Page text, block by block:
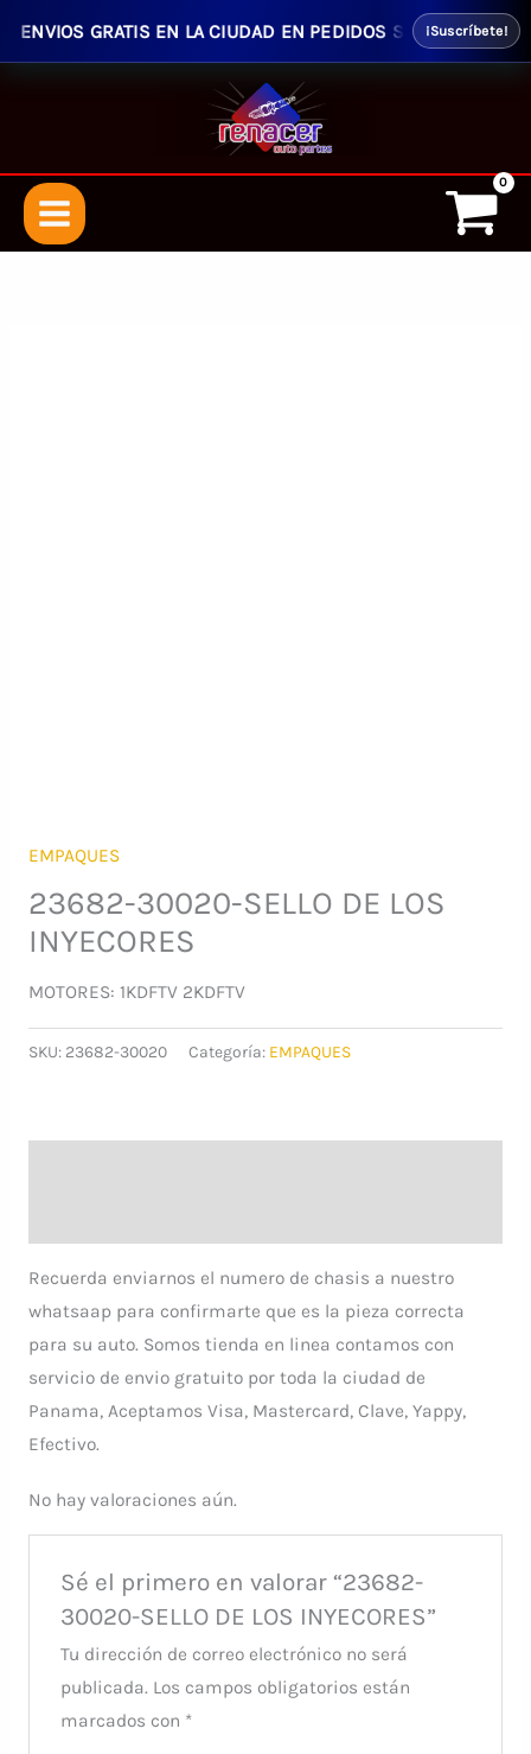
GRATIS EN LA CIUDAD EN PEDIDOS SUPERIORES
¡Suscríbete!
EMPAQUES
23682-30020-SELLO DE LOS
INYECORES
MOTORES: 1KDFTV 2KDFTV
SKU: 23682-30020 Categoría: EMPAQUES
Recuerda enviarnos el numero de chasis a nuestro
whatsaap para confirmarte que es la pieza correcta
para su auto. Somos tienda en linea contamos con
servicio de envio gratuito por toda la ciudad de
Panama, Aceptamos Visa, Mastercard, Clave, Yappy,
Efectivo.
No hay valoraciones aún.
Sé el primero en valorar “23682-
30020-SELLO DE LOS INYECORES”
Tu dirección de correo electrónico no será
publicada. Los campos obligatorios están
marcados con *